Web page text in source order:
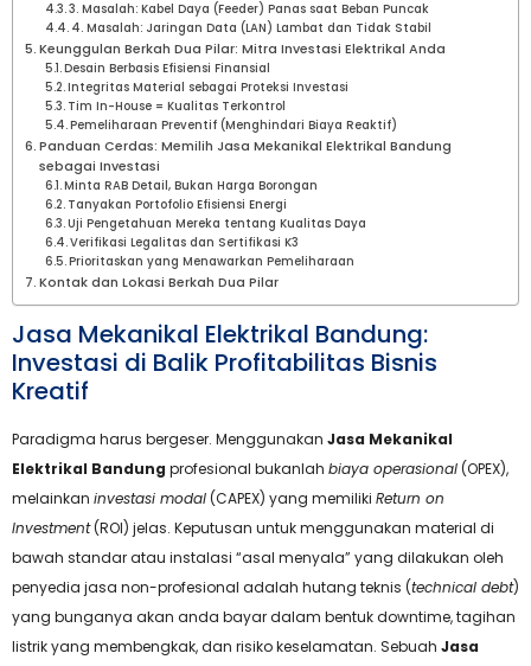
3. Masalah: Kabel Daya (Feeder) Panas saat Beban Puncak
4. Masalah: Jaringan Data (LAN) Lambat dan Tidak Stabil
Keunggulan Berkah Dua Pilar: Mitra Investasi Elektrikal Anda
Desain Berbasis Efisiensi Finansial
Integritas Material sebagai Proteksi Investasi
Tim In-House = Kualitas Terkontrol
Pemeliharaan Preventif (Menghindari Biaya Reaktif)
Panduan Cerdas: Memilih Jasa Mekanikal Elektrikal Bandung
sebagai Investasi
Minta RAB Detail, Bukan Harga Borongan
Tanyakan Portofolio Efisiensi Energi
Uji Pengetahuan Mereka tentang Kualitas Daya
Verifikasi Legalitas dan Sertifikasi K3
Prioritaskan yang Menawarkan Pemeliharaan
Kontak dan Lokasi Berkah Dua Pilar
Jasa Mekanikal Elektrikal Bandung:
Investasi di Balik Profitabilitas Bisnis
Kreatif
Paradigma harus bergeser. Menggunakan Jasa Mekanikal
Elektrikal Bandung profesional bukanlah biaya operasional(OPEX),
melainkan investasi modal(CAPEX) yang memiliki Return on
Investment(ROI) jelas. Keputusan untuk menggunakan material di
bawah standar atau instalasi “asal menyala” yang dilakukan oleh
penyedia jasa non-profesional adalah hutang teknis (technical debt)
yang bunganya akan anda bayar dalam bentuk downtime, tagihan
listrik yang membengkak, dan risiko keselamatan. Sebuah Jasa